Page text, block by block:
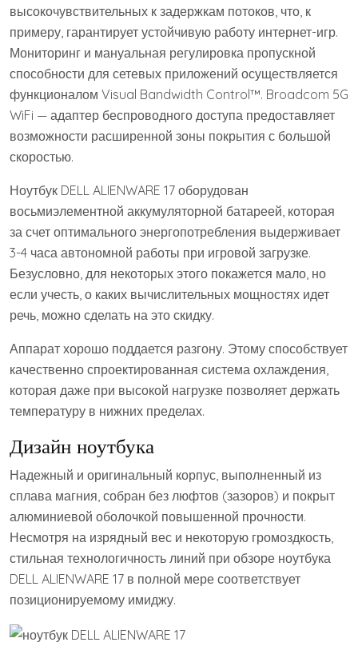
высокочувствительных к задержкам потоков, что, к
примеру, гарантирует устойчивую работу интернет-игр.
Мониторинг и мануальная регулировка пропускной
способности для сетевых приложений осуществляется
функционалом Visual Bandwidth Control™. Broadcom 5G
WiFi — адаптер беспроводного доступа предоставляет
возможности расширенной зоны покрытия с большой
скоростью.
Ноутбук DELL ALIENWARE 17 оборудован
восьмиэлементной аккумуляторной батареей, которая
за счет оптимального энергопотребления выдерживает
3-4 часа автономной работы при игровой загрузке.
Безусловно, для некоторых этого покажется мало, но
если учесть, о каких вычислительных мощностях идет
речь, можно сделать на это скидку.
Аппарат хорошо поддается разгону. Этому способствует
качественно спроектированная система охлаждения,
которая даже при высокой нагрузке позволяет держать
температуру в нижних пределах.
Дизайн ноутбука
Надежный и оригинальный корпус, выполненный из
сплава магния, собран без люфтов (зазоров) и покрыт
алюминиевой оболочкой повышенной прочности.
Несмотря на изрядный вес и некоторую громоздкость,
стильная технологичность линий при обзоре ноутбука
DELL ALIENWARE 17 в полной мере соответствует
позиционируемому имиджу.